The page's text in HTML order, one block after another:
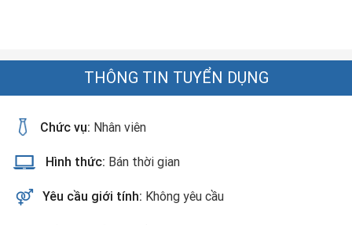
THÔNG TIN TUYỂN DỤNG
Chức vụ: Nhân viên
Hình thức: Bán thời gian
Yêu cầu giới tính: Không yêu cầu